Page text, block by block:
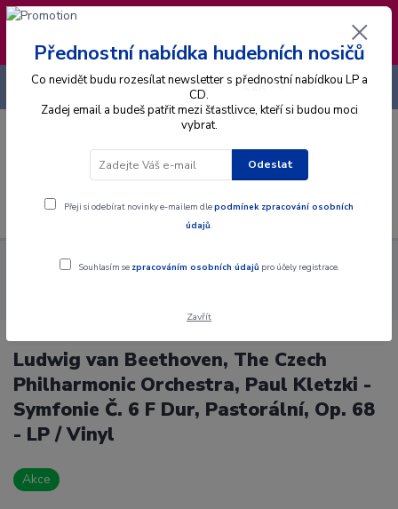
❣️ Od 4.8. do 13.8. čerpám dovolenou. Datum
expedice objednávek se posouvá na pátek
14.8.2026 🐋
Menu
CZK
+420 725 736 293
Alba Gramodesky
Ludwig van Beethoven, The Czech
Ludwig van Beethoven, The Czech
Philharmonic Orchestra, Paul Kletzki -
Symfonie Č. 6 F Dur, Pastorální, Op. 68
- LP / Vinyl
Akce
Přednostní nabídka hudebních nosičů
Co nevidět budu rozesílat newsletter s přednostní nabídkou LP a
CD.
Zadej email a budeš patřit mezi šťastlivce, kteří si budou moci
vybrat.
Odeslat
Přeji si odebírat novinky e-mailem dlepodmínek zpracování osobních
údajů.
Souhlasím se zpracováním osobních údajů pro účely registrace.
Zavřít